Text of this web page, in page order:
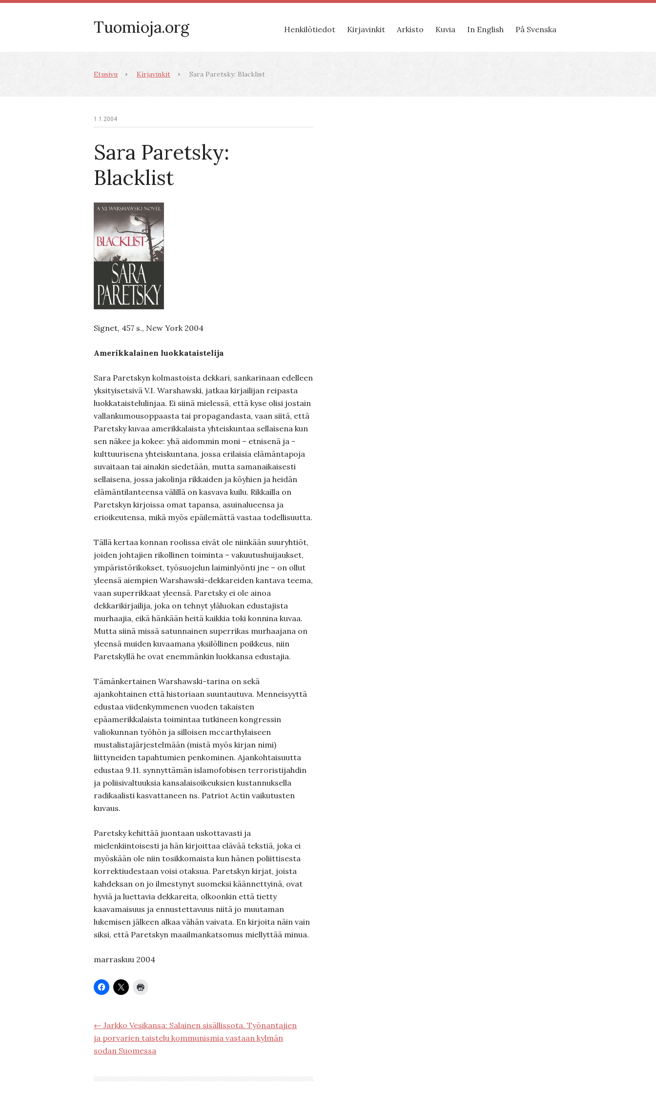
Tuomioja.org Henkilötiedot Kirjavinkit Arkisto Kuvia In English På Svenska
Etusivu Kirjavinkit Sara Paretsky: Blacklist
1.1.2004
Sara Paretsky:
Blacklist
Signet, 457 s., New York 2004
Amerikkalainen luokkataistelija
Sara Paretskyn kolmastoista dekkari, sankarinaan edelleen
yksityisetsivä V.I. Warshawski, jatkaa kirjailijan reipasta
luokkataistelulinjaa. Ei siinä mielessä, että kyse olisi jostain
vallankumousoppaasta tai propagandasta, vaan siitä, että
Paretsky kuvaa amerikkalaista yhteiskuntaa sellaisena kun
sen näkee ja kokee: yhä aidommin moni – etnisenä ja -
kulttuurisena yhteiskuntana, jossa erilaisia elämäntapoja
suvaitaan tai ainakin siedetään, mutta samanaikaisesti
sellaisena, jossa jakolinja rikkaiden ja köyhien ja heidän
elämäntilanteensa välillä on kasvava kuilu. Rikkailla on
Paretskyn kirjoissa omat tapansa, asuinalueensa ja
erioikeutensa, mikä myös epäilemättä vastaa todellisuutta.
Tällä kertaa konnan roolissa eivät ole niinkään suuryhtiöt,
joiden johtajien rikollinen toiminta – vakuutushuijaukset,
ympäristörikokset, työsuojelun laiminlyönti jne – on ollut
yleensä aiempien Warshawski-dekkareiden kantava teema,
vaan superrikkaat yleensä. Paretsky ei ole ainoa
dekkarikirjailija, joka on tehnyt yläluokan edustajista
murhaajia, eikä hänkään heitä kaikkia toki konnina kuvaa.
Mutta siinä missä satunnainen superrikas murhaajana on
yleensä muiden kuvaamana yksilöllinen poikkeus, niin
Paretskyllä he ovat enemmänkin luokkansa edustajia.
Tämänkertainen Warshawski-tarina on sekä
ajankohtainen että historiaan suuntautuva. Menneisyyttä
edustaa viidenkymmenen vuoden takaisten
epäamerikkalaista toimintaa tutkineen kongressin
valiokunnan työhön ja silloisen mccarthylaiseen
mustalistajärjestelmään (mistä myös kirjan nimi)
liittyneiden tapahtumien penkominen. Ajankohtaisuutta
edustaa 9.11. synnyttämän islamofobisen terroristijahdin
ja poliisivaltuuksia kansalaisoikeuksien kustannuksella
radikaalisti kasvattaneen ns. Patriot Actin vaikutusten
kuvaus.
Paretsky kehittää juontaan uskottavasti ja
mielenkiintoisesti ja hän kirjoittaa elävää tekstiä, joka ei
myöskään ole niin tosikkomaista kun hänen poliittisesta
korrektiudestaan voisi otaksua. Paretskyn kirjat, joista
kahdeksan on jo ilmestynyt suomeksi käännettyinä, ovat
hyviä ja luettavia dekkareita, olkoonkin että tietty
kaavamaisuus ja ennustettavuus niitä jo muutaman
lukemisen jälkeen alkaa vähän vaivata. En kirjoita näin vain
siksi, että Paretskyn maailmankatsomus miellyttää minua.
marraskuu 2004
← Jarkko Vesikansa: Salainen sisällissota. Työnantajien
ja porvarien taistelu kommunismia vastaan kylmän
sodan Suomessa